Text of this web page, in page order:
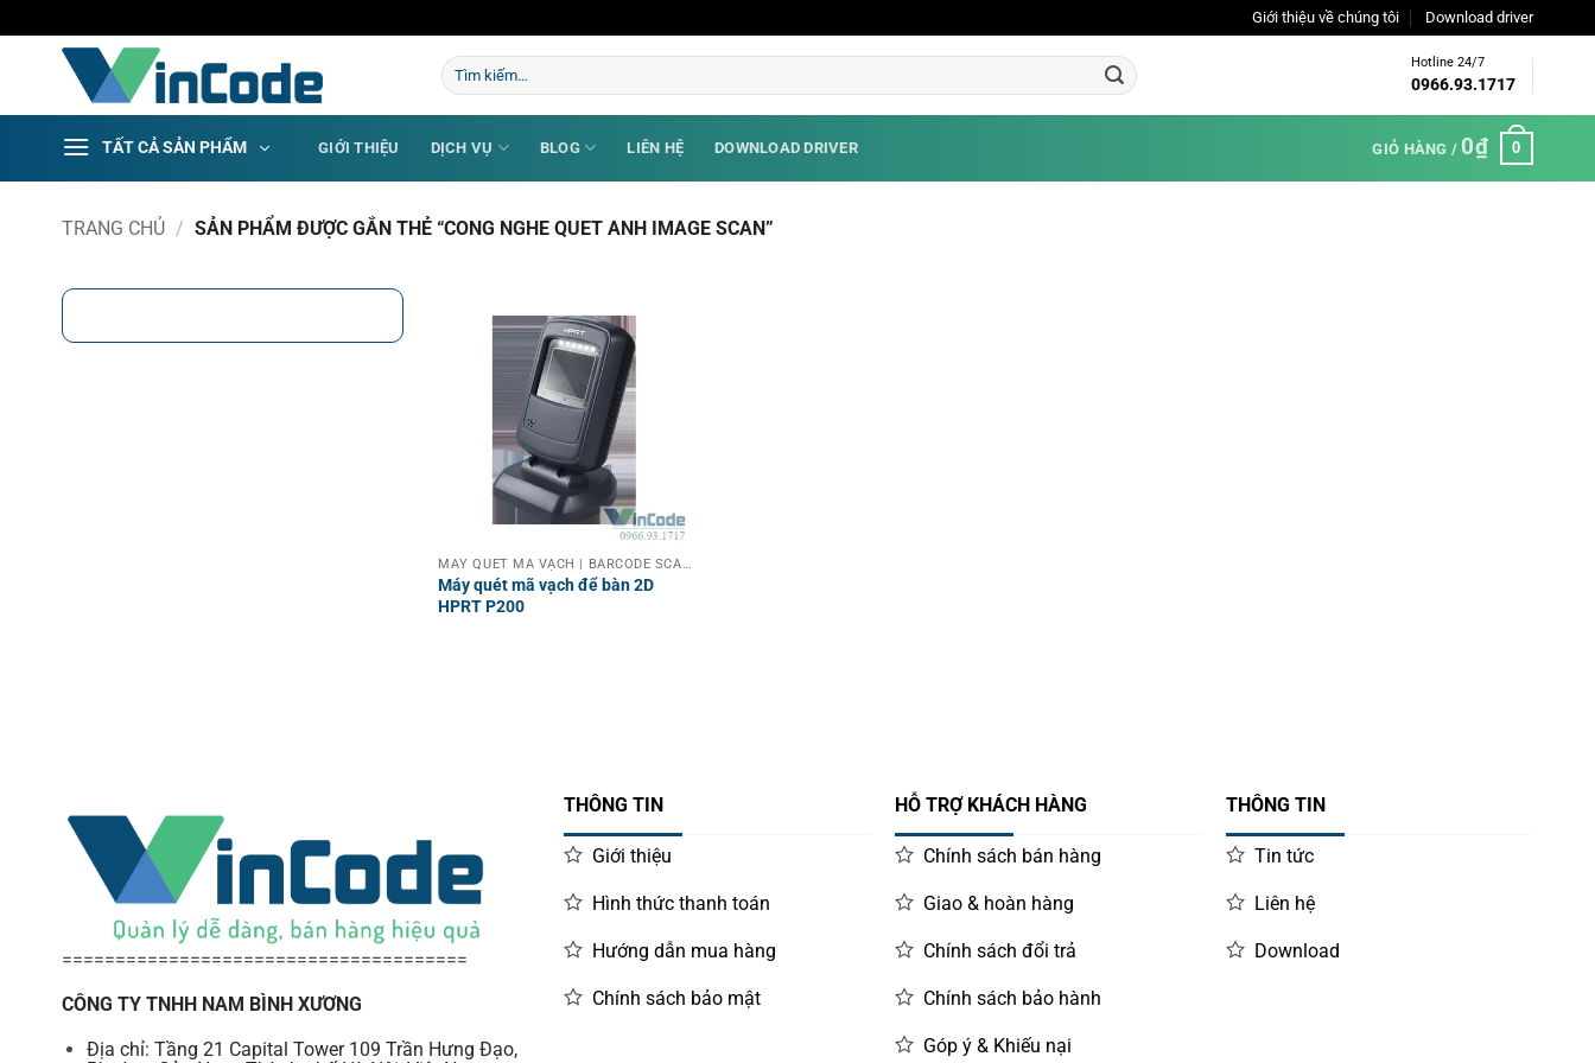
qua
Giới thiệu về chúng tôi Download driver
Tìm
kiếm:
Hotline 24/7
0966.93.1717
TẤT CẢ SẢN PHẨM GIỚI THIỆU DỊCH VỤ BLOG LIÊN HỆ DOWNLOAD DRIVER GIỎ HÀNG / 0₫ 0
TRANG CHỦ / SẢN PHẨM ĐƯỢC GẮN THẺ “CONG NGHE QUET ANH IMAGE SCAN”
MÁY QUÉT MÃ VẠCH | BARCODE SCANNER
Máy quét mã vạch để bàn 2D
HPRT P200
======================================
CÔNG TY TNHH NAM BÌNH XƯƠNG
Địa chỉ: Tầng 21 Capital Tower 109 Trần Hưng Đạo,
THÔNG TIN
Giới thiệu
Hình thức thanh toán
Hướng dẫn mua hàng
Chính sách bảo mật
HỖ TRỢ KHÁCH HÀNG
Chính sách bán hàng
Giao & hoàn hàng
Chính sách đổi trả
Chính sách bảo hành
Góp ý & Khiếu nại
THÔNG TIN
Tin tức
Liên hệ
Download